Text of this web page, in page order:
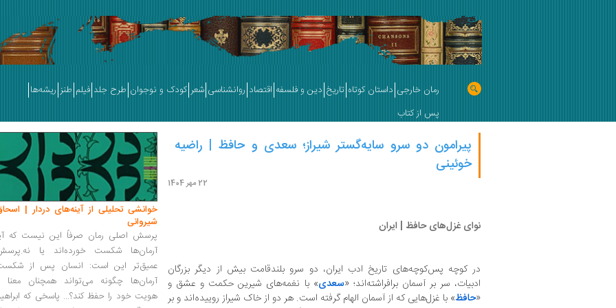
رمان خارجی داستان کوتاه تاریخ دین و فلسفه اقتصاد روانشناسی شعر کودک و نوجوان طرح جلد فیلم طنز ریشه‌ها
پس از کتاب
پیرامون دو سرو سایه‌گستر شیراز؛ سعدی و حافظ | راضیه
خوئینی
22 مهر 1404
نوای غزل‌های حافظ‌ | ایران
در کوچه ‌پس‌کوچه‌های تاریخ ادب ایران، دو سرو بلندقامت بیش از دیگر بزرگان
ادبیات، سر بر آسمان برافراشته‌اند؛ «سعدی» با نغمه‌های شیرین حکمت و عشق و
«حافظ» با غزل‌هایی که از آسمان الهام گرفته‌ است. هر دو از خاک شیراز روییده‌اند و بر
خوانشی تحلیلی از آینه‌های دردار |
شیروانی
پرسش اصلی رمان صرفاً این نیست که
آرمان‌ها شکست خورده‌اند یا
عمیق‌تر این است: انسان پس از
آرمان‌ها چگونه می‌تواند همچنان معنا
هویت خود را حفظ کند؟... پاسخی که